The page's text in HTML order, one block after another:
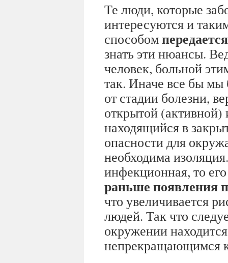
Те люди, которые
интересуются и
способом
знать эти нюансы.
человек, больной
так. Иначе все бы
от стадии болезни,
открытой
находящийся в
опасности для
необходима
инфекционная, то
раньше появления
что увеличивается
людей. Так что
окружении
непрекращающимся